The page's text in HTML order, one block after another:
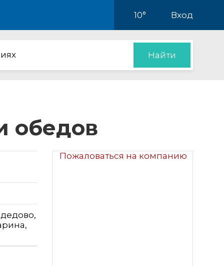
10° Вход
Найти
обедов
Пожаловаться на компанию